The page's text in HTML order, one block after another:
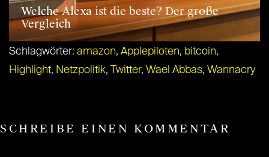
Welche Alexa ist die beste? Der große
Vergleich
Schlagwörter: amazon, Applepiloten, bitcoin,
Highlight, Netzpolitik, Twitter, Wael Abbas, Wannacry
SCHREIBE EINEN KOMMENTAR